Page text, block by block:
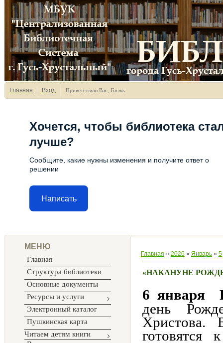
Главная Вход Приветствую Вас Гость
Хочется, чтобы библиотека
лучше?
Сообщите, какие нужны изменения и получите ответ о
решении
Написать
МЕНЮ
Главная
Структура библиотеки
Основные документы
Ресурсы и услуги
Электронный каталог
Пушкинская карта
Читаем детям книги
Главная » 2026 » Январь » 5
«НАКАНУНЕ
6 января
день
Христова.
готовятся